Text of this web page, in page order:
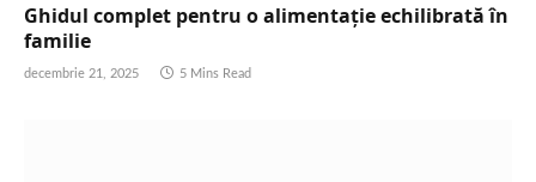
Ghidul complet pentru o alimentație echilibrată în
familie
decembrie 21, 2025 5 Mins Read